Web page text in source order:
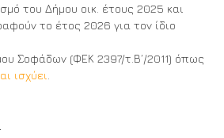
του Δήμου οικ. έτους 2025 και
το έτος 2026 για τον ίδιο
Σοφάδων (ΦΕΚ 2397/τ.Β΄/2011) όπως
ισχύει